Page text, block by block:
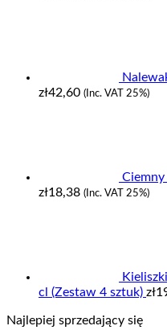
zł42,60 (Inc. VAT 25%)
zł18,38 (Inc. VAT 25%)
cl (Zestaw 4 sztuk) zł
Najlepiej sprzedający się